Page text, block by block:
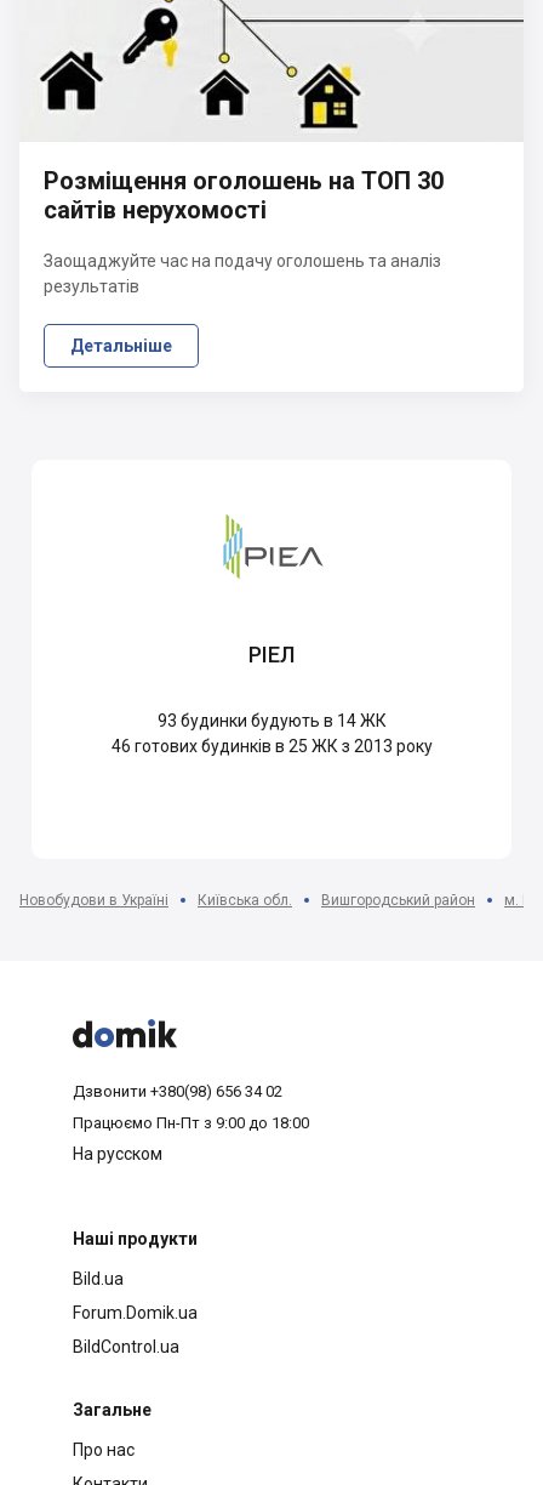
Розміщення оголошень на ТОП 30
сайтів нерухомості
Заощаджуйте час на подачу оголошень та аналіз
результатів
Детальніше
РІЕЛ
93 будинки будують в 14 ЖК
46 готових будинків в 25 ЖК з 2013 року
Новобудови в Україні Київська обл. Вишгородський район м.



Дзвонити +380(98) 656 34 02
Працюємо Пн-Пт з 9:00 до 18:00
На русском
Наші продукти
Bild.ua
Forum.Domik.ua
BildControl.ua
Загальне
Про нас